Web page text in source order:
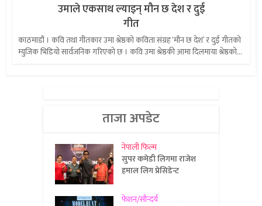
उमाले एकसाथ ल्याइन् मौन छ देश र दुई
गीत
काठमाडौं । कवि तथा गीतकार उमा श्रेष्ठको कविता संग्रह ‘मौन छ देश’ र दुई गीतको
म्युजिक भिडियो सार्वजनिक गरिएको छ । कवि उमा श्रेष्ठकी आमा दिलमाया श्रेष्ठको...
ताजा अपडेट
नेपाली फिल्म
सुपर कमेडी लिगमा राजेश
हमाल लिग प्रेसिडेन्ट
फेशन/सौन्दर्य